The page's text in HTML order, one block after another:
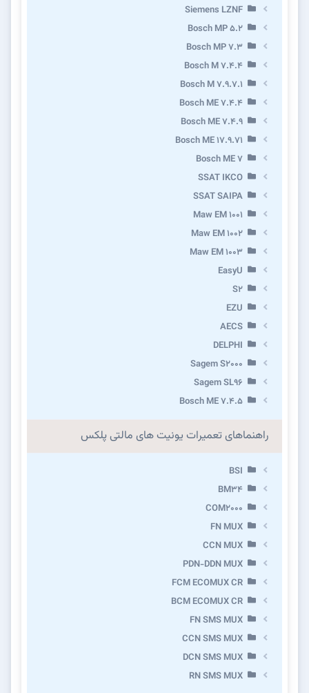
Siemens LZNF
Bosch MP 5.2
Bosch MP 7.3
Bosch M 7.4.4
Bosch M 7.9.7.1
Bosch ME 7.4.4
Bosch ME 7.4.9
Bosch ME 17.9.71
Bosch ME 7
SSAT IKCO
SSAT SAIPA
Maw EM 1001
Maw EM 1002
Maw EM 1003
EasyU
S2
EZU
AECS
DELPHI
Sagem S2000
Sagem SL96
Bosch ME 7.4.5
راهنماهای تعمیرات یونیت های مالتی پلکس
BSI
BM34
COM2000
FN MUX
CCN MUX
PDN-DDN MUX
FCM ECOMUX CR
BCM ECOMUX CR
FN SMS MUX
CCN SMS MUX
DCN SMS MUX
RN SMS MUX